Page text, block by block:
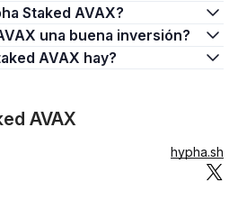
Staked AVAX?
AVAX una buena inversión?
AVAX hay?
AVAX
hypha.sh